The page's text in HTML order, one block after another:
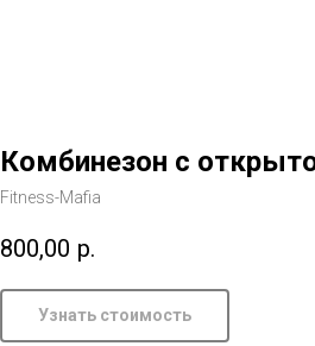
Комбинезон с
Fitness-Mafia
800,00 р.
Узнать стоимость